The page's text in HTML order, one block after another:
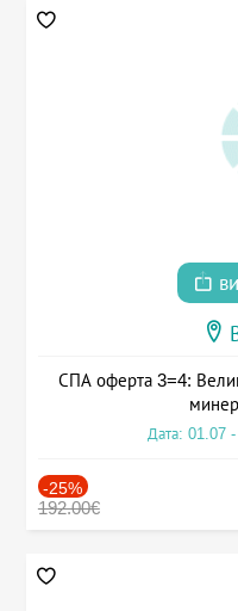
СПА оферта 3=4:
Дата: 01.07
-25%
192.00€